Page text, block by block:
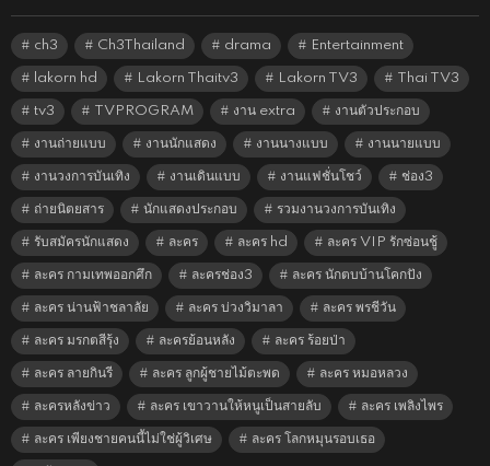
ch3 Ch3Thailand drama Entertainment
lakorn hd Lakorn Thaitv3 Lakorn TV3 Thai TV3
tv3 TVPROGRAM งาน extra งานตัวประกอบ
งานถ่ายแบบ งานนักแสดง งานนางแบบ งานนายแบบ
งานวงการบันเทิง งานเดินแบบ งานแฟชั่นโชว์ ช่อง3
ถ่ายนิตยสาร นักแสดงประกอบ รวมงานวงการบันเทิง
รับสมัครนักแสดง ละคร ละคร hd ละคร VIP รักซ่อนชู้
ละคร กามเทพออกศึก ละครช่อง3 ละคร นักตบบ้านโคกปัง
ละคร น่านฟ้าชลาลัย ละคร บ่วงวิมาลา ละคร พรชีวัน
ละคร มรกตสีรุ้ง ละครย้อนหลัง ละคร ร้อยป่า
ละคร ลายกินรี ละคร ลูกผู้ชายไม้ตะพด ละคร หมอหลวง
ละครหลังข่าว ละคร เขาวานให้หนูเป็นสายลับ ละคร เพลิงไพร
ละคร เพียงชายคนนี้ไม่ใช่ผู้วิเศษ ละคร โลกหมุนรอบเธอ